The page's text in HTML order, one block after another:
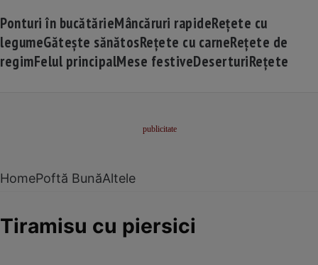
Ponturi în bucătărieMâncăruri rapideRețete cu
legumeGătește sănătosRețete cu carneRețete de
regimFelul principalMese festiveDeserturiRețete
HomePoftă BunăAltele
Tiramisu cu piersici